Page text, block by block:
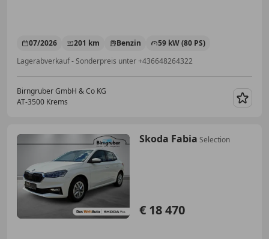
07/2026 201 km Benzin
59 kW (80 PS)
Lagerabverkauf - Sonderpreis unter +436648264322
Birngruber GmbH & Co KG
AT-3500 Krems
Skoda Fabia Selection
€ 18 470